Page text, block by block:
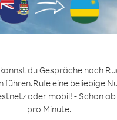
du Gespräche nach
führen.Rufe eine beliebige
oder mobil! - Schon
pro Minute.